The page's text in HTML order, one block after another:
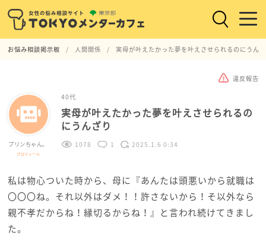
お悩み相談掲示板 人間関係 実母が叶えたかった夢を叶えさせられるのにうん
違反報告
プリンちゃん。
プロフィール
40代
実母が叶えたかった夢を叶えさせられるの
にうんざり
1078 1 2025.1.6 0:34
私は物心ついた時から、母に『あんたは頭悪いから就職は
〇〇〇ね。それ以外はダメ！！許さないから！そ以外なら
親不孝だからね！縁切るからね！』と言われ続けてきまし
た。